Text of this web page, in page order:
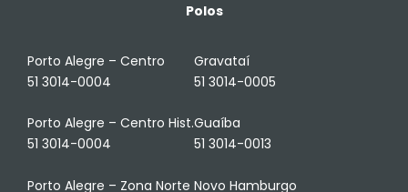
Polos
Porto Alegre – Centro
51 3014-0004
Porto Alegre – Centro Hist.
51 3014-0004
Porto Alegre – Zona Norte
Gravataí
51 3014-0005
Guaíba
51 3014-0013
Novo Hamburgo